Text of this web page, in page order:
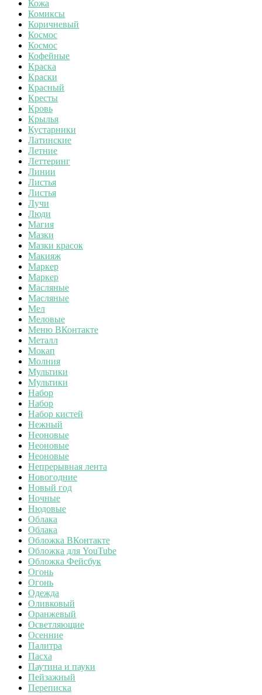
Кожа
Комиксы
Коричневый
Космос
Космос
Кофейные
Краска
Краски
Красный
Кресты
Кровь
Крылья
Кустарники
Латинские
Летние
Леттеринг
Линии
Листья
Листья
Лучи
Люди
Магия
Мазки
Мазки красок
Макияж
Маркер
Маркер
Масляные
Масляные
Мел
Меловые
Меню ВКонтакте
Металл
Мокап
Молния
Мультики
Мультики
Набор
Набор
Набор кистей
Нежный
Неоновые
Неоновые
Неоновые
Непрерывная лента
Новогодние
Новый год
Ночные
Нюдовые
Облака
Облака
Обложка ВКонтакте
Обложка для YouTube
Обложка Фейсбук
Огонь
Огонь
Одежда
Оливковый
Оранжевый
Осветляющие
Осенние
Палитра
Пасха
Паутина и пауки
Пейзажный
Переписка